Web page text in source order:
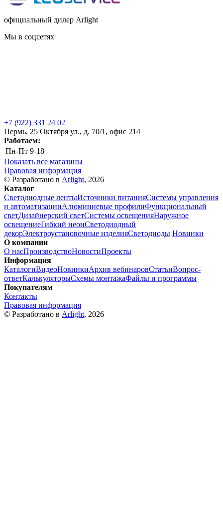
официальный дилер Arlight
Мы в соцсетях
+7 (922) 331 24 02
Пермь, 25 Октября ул., д. 70/1, офис 214
Работаем:
Пн-Пт 9-18
Показать все магазины
Правовая информация
© Разработано в Arlight, 2026
Каталог
Светодиодные лентыИсточники питанияСистемы управления
и автоматизацииАлюминиевые профилиФункциональный
светДизайнерский светСистемы освещенияНаружное
освещениеГибкий неонСветодиодный
декорЭлектроустановочные изделияСветодиоды Новинки
О компании
О насПроизводствоНовостиПроекты
Информация
КаталогиВидеоНовинкиАрхив вебинаровСтатьиВопрос-
ответКалькуляторыСхемы монтажаФайлы и программы
Покупателям
Контакты
Правовая информация
© Разработано в Arlight, 2026